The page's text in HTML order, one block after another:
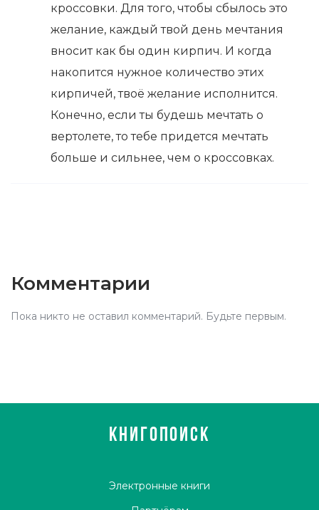
кроссовки. Для того, чтобы сбылось это
желание, каждый твой день мечтания
вносит как бы один кирпич. И когда
накопится нужное количество этих
кирпичей, твоё желание исполнится.
Конечно, если ты будешь мечтать о
вертолете, то тебе придется мечтать
больше и сильнее, чем о кроссовках.
Комментарии
Пока никто не оставил комментарий. Будьте первым.
КНИГОПОИСК
Электронные книги